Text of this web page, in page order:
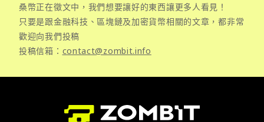
桑幣正在徵文中，我們想要讓好的東西讓更多人看見！
只要是跟金融科技、區塊鏈及加密貨幣相關的文章，都非常
歡迎向我們投稿
投稿信箱： contact@zombit.info